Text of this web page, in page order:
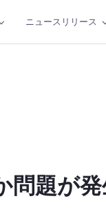
ニュースリリース
問題が